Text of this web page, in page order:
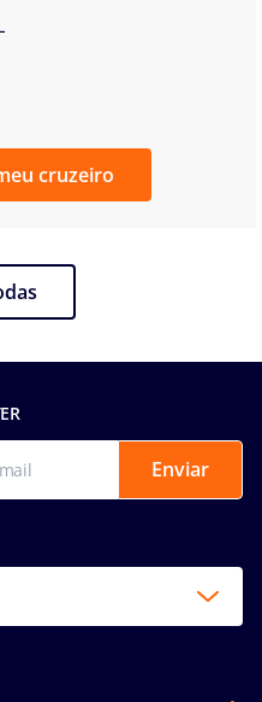
cruzeiro
Enviar